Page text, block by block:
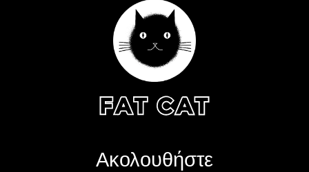
Ακολουθήστε